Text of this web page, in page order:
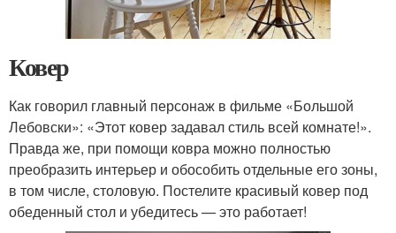
Ковер
Как говорил главный персонаж в фильме «Большой
Лебовски»: «Этот ковер задавал стиль всей комнате!».
Правда же, при помощи ковра можно полностью
преобразить интерьер и обособить отдельные его зоны,
в том числе, столовую. Постелите красивый ковер под
обеденный стол и убедитесь — это работает!